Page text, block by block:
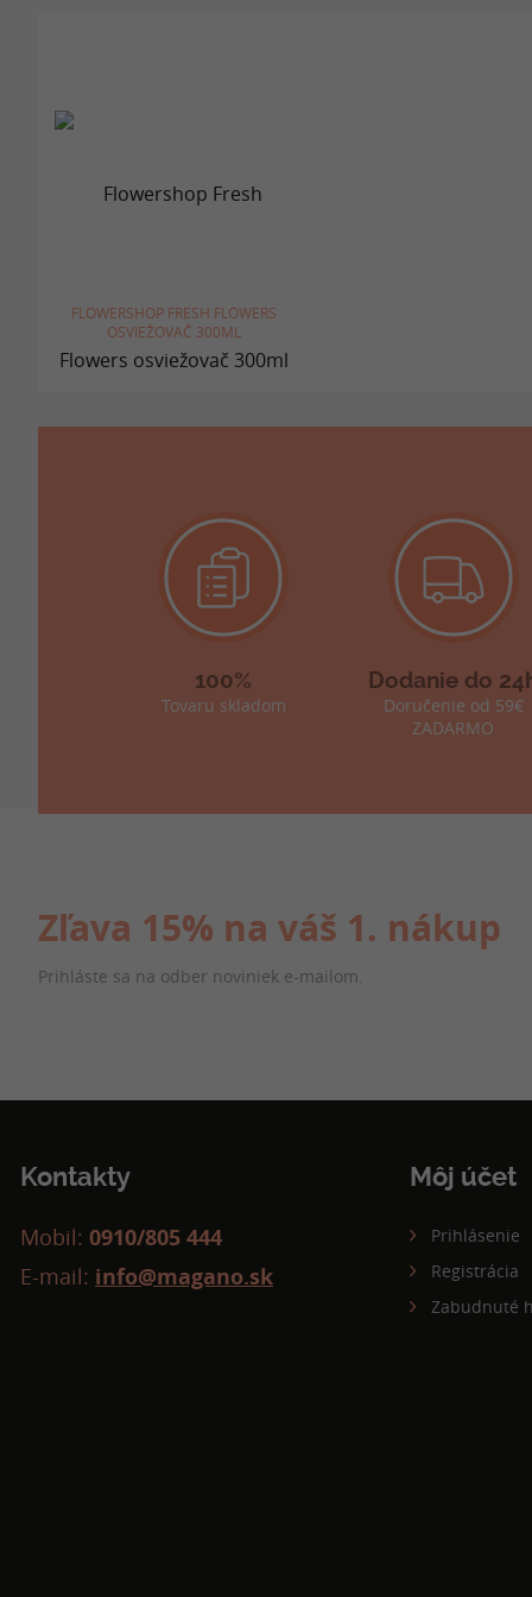
FLOWERSHOP FRESH FLOWERS
OSVIEŽOVAČ 300ML
100%
Tovaru skladom
Dodanie do
Doručenie od 59€
ZADARMO
Zľava 15% na váš 1. nákup
Prihláste sa na odber noviniek e-mailom.
Kontakty
Mobil: 0910/805 444
E-mail: info@magano.sk
Môj účet
Prihlásenie
Registrácia
Zabudnuté